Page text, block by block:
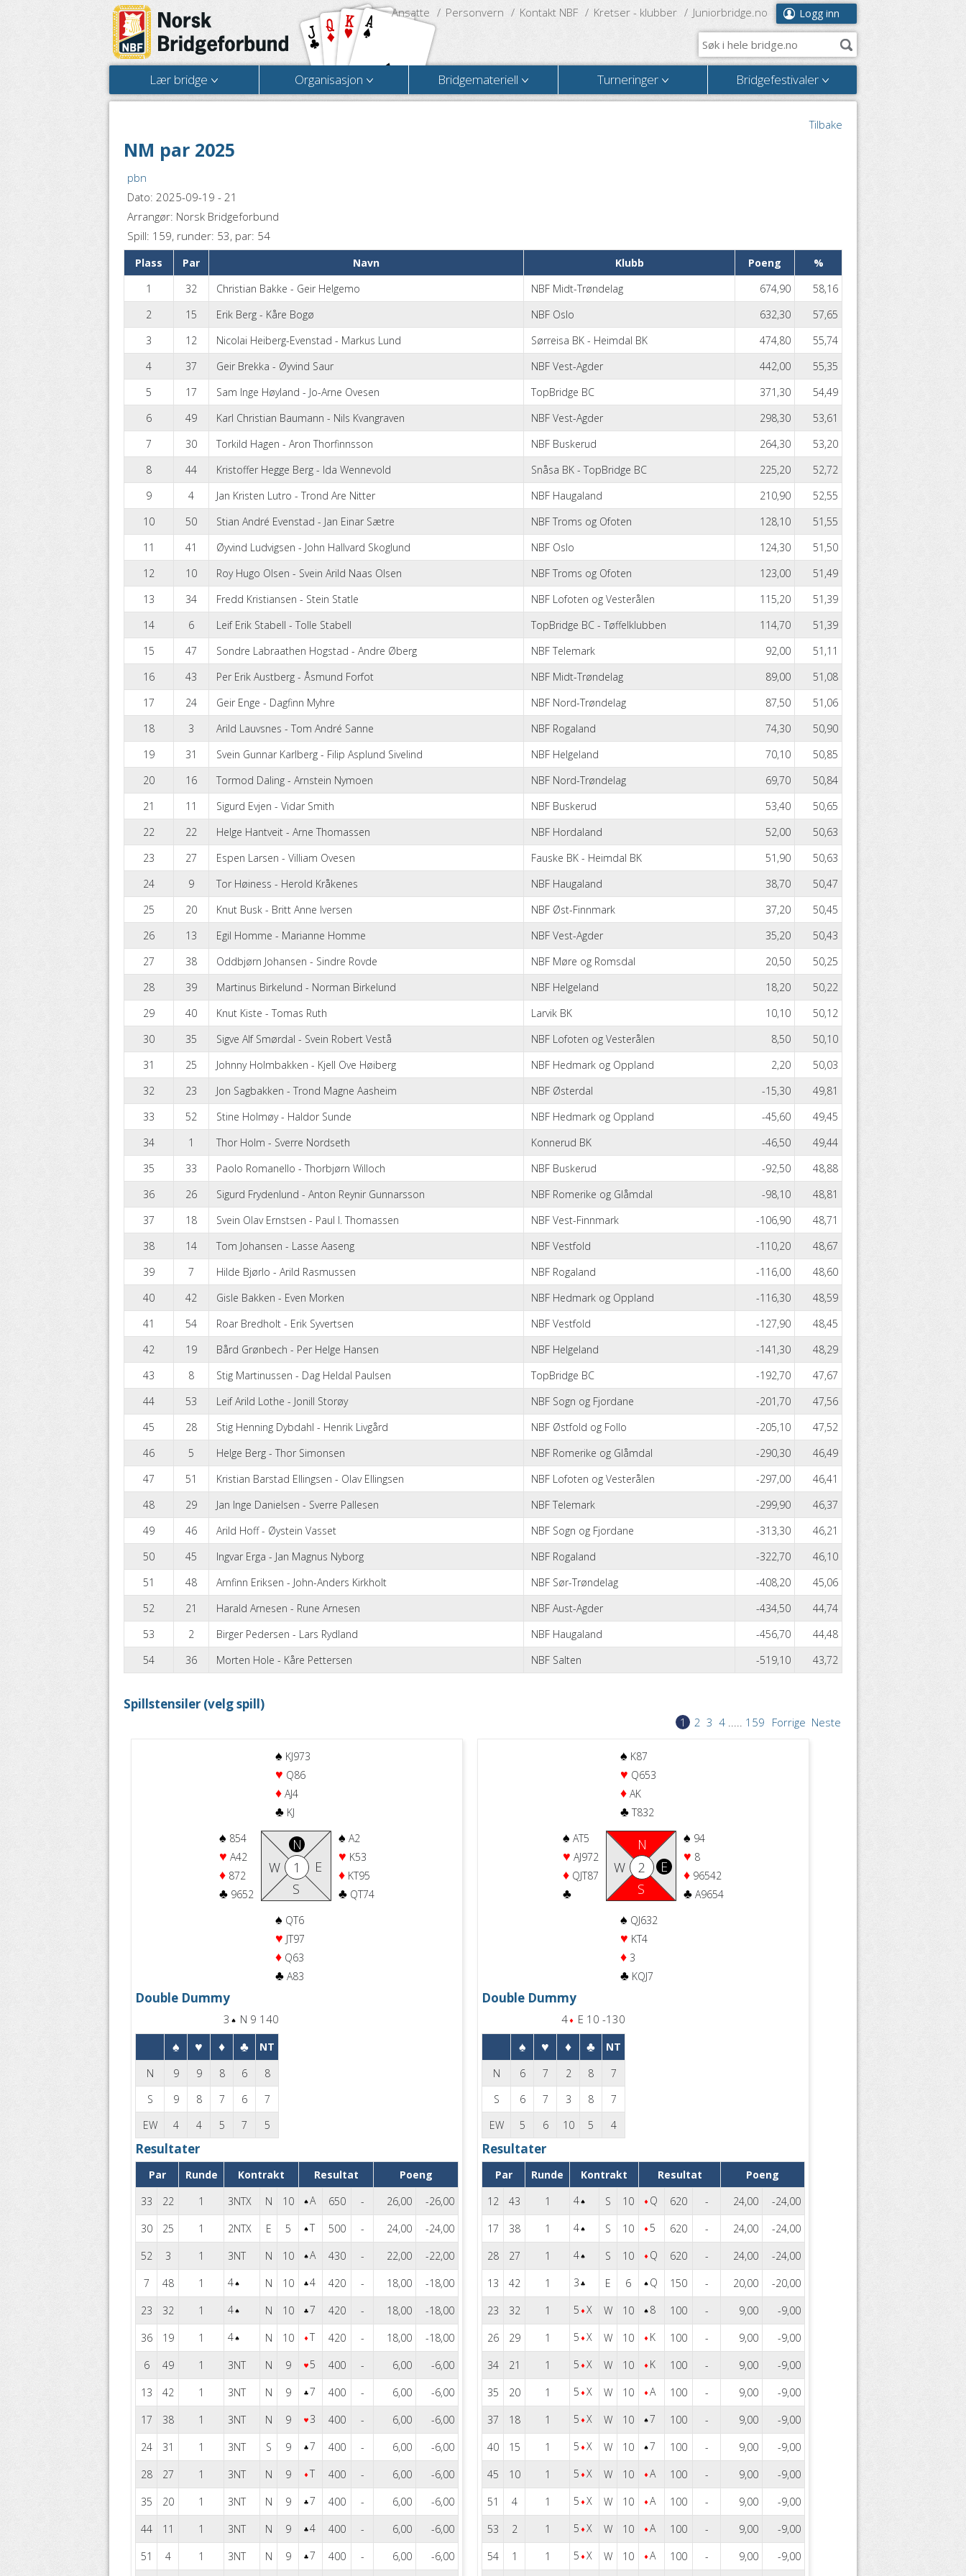
Logg inn
Ansatte Personvern Kontakt NBF Kretser - klubber Juniorbridge.no
Lær bridge Organisasjon Bridgemateriell Turneringer Bridgefestivaler
Tilbake
NM par 2025
pbn
Dato: 2025-09-19 - 21
Arrangør: Norsk Bridgeforbund
Spill: 159, runder: 53, par: 54
Plass Par Navn Klubb Poeng
%
1
32 Christian Bakke - Geir Helgemo NBF Midt-Trøndelag 674,90
58,16
2
15 Erik Berg - Kåre Bogø NBF Oslo 632,30
57,65
3
12 Nicolai Heiberg-Evenstad - Markus Lund Sørreisa BK - Heimdal BK 474,80
55,74
4
37 Geir Brekka - Øyvind Saur NBF Vest-Agder 442,00
55,35
5
17 Sam Inge Høyland - Jo-Arne Ovesen TopBridge BC 371,30
54,49
6
49 Karl Christian Baumann - Nils Kvangraven NBF Vest-Agder 298,30
53,61
7
30 Torkild Hagen - Aron Thorfinnsson NBF Buskerud 264,30
53,20
8
44 Kristoffer Hegge Berg - Ida Wennevold Snåsa BK - TopBridge BC 225,20
52,72
9
4 Jan Kristen Lutro - Trond Are Nitter NBF Haugaland 210,90
52,55
10
50 Stian André Evenstad - Jan Einar Sætre NBF Troms og Ofoten 128,10
51,55
11
41 Øyvind Ludvigsen - John Hallvard Skoglund NBF Oslo 124,30
51,50
12
10 Roy Hugo Olsen - Svein Arild Naas Olsen NBF Troms og Ofoten 123,00
51,49
13
34 Fredd Kristiansen - Stein Statle NBF Lofoten og Vesterålen 115,20
51,39
14
6 Leif Erik Stabell - Tolle Stabell TopBridge BC - Tøffelklubben 114,70
51,39
15
47 Sondre Labraathen Hogstad - Andre Øberg NBF Telemark 92,00
51,11
16
43 Per Erik Austberg - Åsmund Forfot NBF Midt-Trøndelag 89,00
51,08
17
24 Geir Enge - Dagfinn Myhre NBF Nord-Trøndelag 87,50
51,06
18
3 Arild Lauvsnes - Tom André Sanne NBF Rogaland 74,30
50,90
19
31 Svein Gunnar Karlberg - Filip Asplund Sivelind NBF Helgeland 70,10
50,85
20
16 Tormod Daling - Arnstein Nymoen NBF Nord-Trøndelag 69,70
50,84
21
11 Sigurd Evjen - Vidar Smith NBF Buskerud 53,40
50,65
22
22 Helge Hantveit - Arne Thomassen NBF Hordaland 52,00
50,63
23
27 Espen Larsen - Villiam Ovesen Fauske BK - Heimdal BK 51,90
50,63
24
9 Tor Høiness - Herold Kråkenes NBF Haugaland 38,70
50,47
25
20 Knut Busk - Britt Anne Iversen NBF Øst-Finnmark 37,20
50,45
26
13 Egil Homme - Marianne Homme NBF Vest-Agder 35,20
50,43
27
38 Oddbjørn Johansen - Sindre Rovde NBF Møre og Romsdal 20,50
50,25
28
39 Martinus Birkelund - Norman Birkelund NBF Helgeland 18,20
50,22
29
40 Knut Kiste - Tomas Ruth Larvik BK 10,10
50,12
30
35 Sigve Alf Smørdal - Svein Robert Vestå NBF Lofoten og Vesterålen 8,50
50,10
31
25 Johnny Holmbakken - Kjell Ove Høiberg NBF Hedmark og Oppland 2,20
50,03
32
23 Jon Sagbakken - Trond Magne Aasheim NBF Østerdal -15,30
49,81
33
52 Stine Holmøy - Haldor Sunde NBF Hedmark og Oppland -45,60
49,45
34
1 Thor Holm - Sverre Nordseth Konnerud BK -46,50
49,44
35
33 Paolo Romanello - Thorbjørn Willoch NBF Buskerud -92,50
48,88
36
26 Sigurd Frydenlund - Anton Reynir Gunnarsson NBF Romerike og Glåmdal -98,10
48,81
37
18 Svein Olav Ernstsen - Paul I. Thomassen NBF Vest-Finnmark -106,90
48,71
38
14 Tom Johansen - Lasse Aaseng NBF Vestfold -110,20
48,67
39
7 Hilde Bjørlo - Arild Rasmussen NBF Rogaland -116,00
48,60
40
42 Gisle Bakken - Even Morken NBF Hedmark og Oppland -116,30
48,59
41
54 Roar Bredholt - Erik Syvertsen NBF Vestfold -127,90
48,45
42
19 Bård Grønbech - Per Helge Hansen NBF Helgeland -141,30
48,29
43
8 Stig Martinussen - Dag Heldal Paulsen TopBridge BC -192,70
47,67
44
53 Leif Arild Lothe - Jonill Storøy NBF Sogn og Fjordane -201,70
47,56
45
28 Stig Henning Dybdahl - Henrik Livgård NBF Østfold og Follo -205,10
47,52
46
5 Helge Berg - Thor Simonsen NBF Romerike og Glåmdal -290,30
46,49
47
51 Kristian Barstad Ellingsen - Olav Ellingsen NBF Lofoten og Vesterålen -297,00
46,41
48
29 Jan Inge Danielsen - Sverre Pallesen NBF Telemark -299,90
46,37
49
46 Arild Hoff - Øystein Vasset NBF Sogn og Fjordane -313,30
46,21
50
45 Ingvar Erga - Jan Magnus Nyborg NBF Rogaland -322,70
46,10
51
48 Arnfinn Eriksen - John-Anders Kirkholt NBF Sør-Trøndelag -408,20
45,06
52
21 Harald Arnesen - Rune Arnesen NBF Aust-Agder -434,50
44,74
53
2 Birger Pedersen - Lars Rydland NBF Haugaland -456,70
44,48
54
36 Morten Hole - Kåre Pettersen NBF Salten -519,10 43,72
Spillstensiler (velg spill)
1 2 3 4 159 Forrige Neste
♠ KJ973
♥ Q86
♦ AJ4
♣ KJ
♠ 854
♥ A42
♦ 872
♣ 9652
N
S
W E
1
♠ A2
♥ K53
♦ KT95
♣ QT74
♠ QT6
♥ JT97
♦ Q63
♣ A83
Double Dummy
3 N 9 140
♠ ♥ ♦ ♣
NT
N
9 9 8 6
8
S
9 8 7 6
7
EW
4 4 5 7 5
Resultater
Par Runde Kontrakt Resultat
Poeng
33
22 1 3 X N 10 A 650 - 26,00
-26,00
30
25 1 2 X E 5 T 500 - 24,00
-24,00
52
3 1 3 N 10 A 430 - 22,00
-22,00
7
48 1 4 N 10 4 420 - 18,00
-18,00
23
32 1 4 N 10 7 420 - 18,00
-18,00
36
19 1 4 N 10 T 420 - 18,00
-18,00
6
49 1 3 N 9 5 400 - 6,00
-6,00
13
42 1 3 N 9 7 400 - 6,00
-6,00
17
38 1 3 N 9 3 400 - 6,00
-6,00
24
31 1 3 S 9 7 400 - 6,00
-6,00
28
27 1 3 N 9 T 400 - 6,00
-6,00
35
20 1 3 N 9 7 400 - 6,00
-6,00
44
11 1 3 N 9 4 400 - 6,00
-6,00
51
4 1 3 N 9 7 400 - 6,00
-6,00
♠ K87
♥ Q653
♦ AK
♣ T832
♠ AT5
♥ AJ972
♦ QJT87
♣
N
S
W E
2
♠ 94
♥ 8
♦ 96542
♣ A9654
♠ QJ632
♥ KT4
♦ 3
♣ KQJ7
Double Dummy
4 E 10 -130
♠ ♥ ♦ ♣
NT
N
6 7 2 8
7
S
6 7 3 8
7
EW
5 6 10 5 4
Resultater
Par Runde Kontrakt Resultat
Poeng
12
43 1 4 S 10 Q 620 - 24,00
-24,00
17
38 1 4 S 10 5 620 - 24,00
-24,00
28
27 1 4 S 10 Q 620 - 24,00
-24,00
13
42 1 3 E 6 Q 150 - 20,00
-20,00
23
32 1 5 X W 10 8 100 - 9,00
-9,00
26
29 1 5 X W 10 K 100 - 9,00
-9,00
34
21 1 5 X W 10 K 100 - 9,00
-9,00
35
20 1 5 X W 10 A 100 - 9,00
-9,00
37
18 1 5 X W 10 7 100 - 9,00
-9,00
40
15 1 5 X W 10 7 100 - 9,00
-9,00
45
10 1 5 X W 10 A 100 - 9,00
-9,00
51
4 1 5 X W 10 A 100 - 9,00
-9,00
53
2 1 5 X W 10 A 100 - 9,00
-9,00
54
1 1 5 X W 10 A 100 - 9,00
-9,00